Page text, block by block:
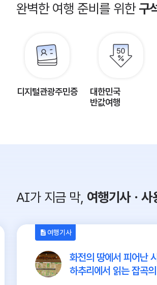
완벽한 여행 준비를 위한구
디지털관광주민증
대한민국
반값여행
AI가 지금 막, 여행기사ㆍ
여행기사
화전의 땅에서 피어난
하추리에서 읽는 잡곡